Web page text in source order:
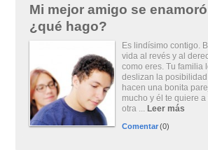
Mi mejor amigo se
¿qué hago?
Es lindísimo contigo.
vida al revés y al
como eres. Tu familia
deslizan la
hacen una bonita
mucho y él te quiere
otra ... Leer más
Comentar(0)